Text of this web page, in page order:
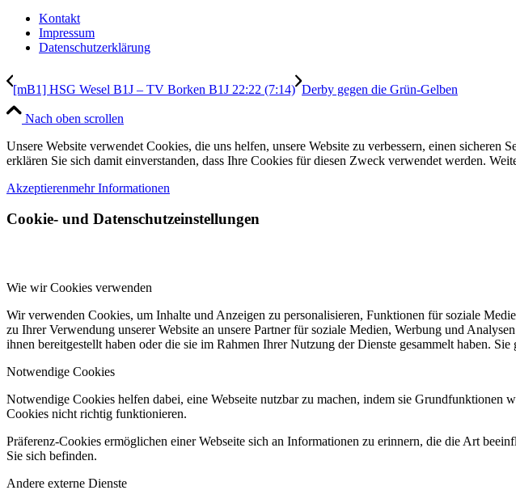
Kontakt
Impressum
Datenschutzerklärung
[mB1] HSG Wesel B1J – TV Borken B1J 22:22 (7:14) Derby gegen die Grün-Gelben
Nach oben scrollen
Unsere Website verwendet Cookies, die uns helfen, unsere Website zu verbessern, einen
erklären Sie sich damit einverstanden, dass Ihre Cookies für diesen Zweck verwendet werden.
Akzeptierenmehr Informationen
Cookie- und Datenschutzeinstellungen
Wie wir Cookies verwenden
Wir verwenden Cookies, um Inhalte und Anzeigen zu personalisieren, Funktionen für soziale
zu Ihrer Verwendung unserer Website an unsere Partner für soziale Medien, Werbung und
ihnen bereitgestellt haben oder die sie im Rahmen Ihrer Nutzung der Dienste gesammelt haben.
Notwendige Cookies
Notwendige Cookies helfen dabei, eine Webseite nutzbar zu machen, indem sie
Cookies nicht richtig funktionieren.
Präferenz-Cookies ermöglichen einer Webseite sich an Informationen zu erinnern, die die Art
Sie sich befinden.
Andere externe Dienste